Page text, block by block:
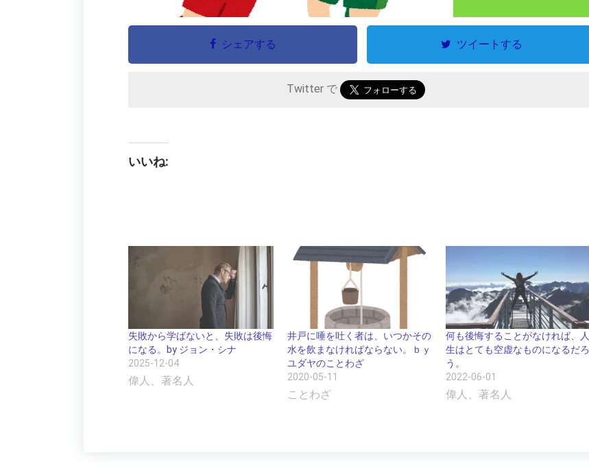
シェアする ツイートする
Twitter で
いいね:
失敗から学ばないと、失敗は後悔
になる。by ジョン・シナ
2025-12-04
偉人、著名人
井戸に唾を吐く者は、いつかその
水を飲まなければならない。ｂｙ
ユダヤのことわざ
2020-05-11
ことわざ
何も後悔することがなければ、人
生はとても空虚なものになるだろ
う。
2022-06-01
偉人、著名人